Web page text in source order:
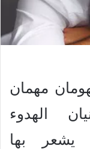
مهمان
الهدوء
يشعر بها